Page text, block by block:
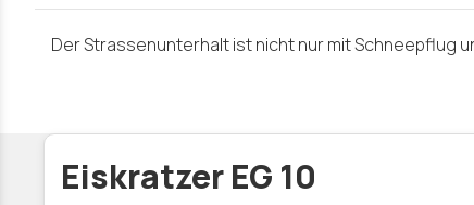
Der Strassenunterhalt ist nicht nur mit Schneepflug
Eiskratzer EG 10